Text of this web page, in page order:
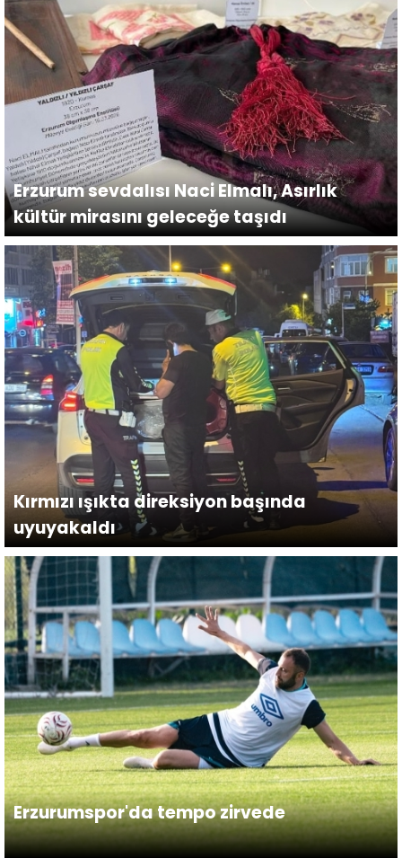
Erzurum sevdalısı Naci Elmalı, Asırlık
kültür mirasını geleceğe taşıdı
Kırmızı ışıkta direksiyon başında
uyuyakaldı
Erzurumspor'da tempo zirvede